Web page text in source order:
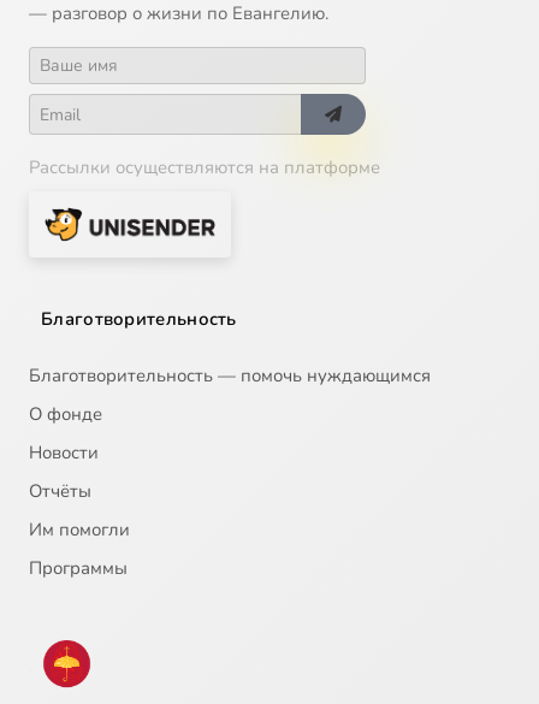
— разговор о жизни по Евангелию.
Рассылки осуществляются на платформе
Благотворительность
Благотворительность — помочь нуждающимся
О фонде
Новости
Отчёты
Им помогли
Программы